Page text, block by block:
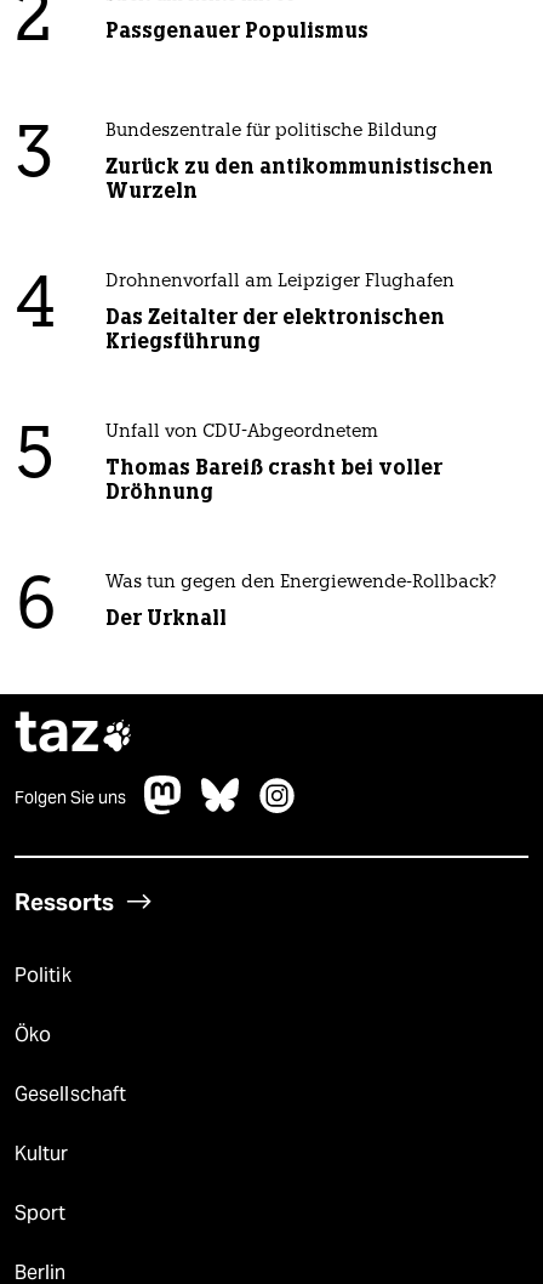
2 Passgenauer Populismus
3 Bundeszentrale für politische Bildung
Zurück zu den antikommunistischen
Wurzeln
4 Drohnenvorfall am Leipziger Flughafen
Das Zeitalter der elektronischen
Kriegsführung
5 Unfall von CDU-Abgeordnetem
Thomas Bareiß crasht bei voller
Dröhnung
6 Was tun gegen den Energiewende-Rollback?
Der Urknall
taz
Folgen Sie uns
Ressorts
Politik
Öko
Gesellschaft
Kultur
Sport
Berlin